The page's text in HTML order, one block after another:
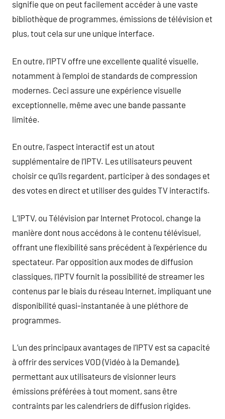
signifie que on peut facilement accéder à une vaste
bibliothèque de programmes, émissions de télévision et
plus, tout cela sur une unique interface.
En outre, l’IPTV offre une excellente qualité visuelle,
notamment à l’emploi de standards de compression
modernes. Ceci assure une expérience visuelle
exceptionnelle, même avec une bande passante
limitée.
En outre, l’aspect interactif est un atout
supplémentaire de l’IPTV. Les utilisateurs peuvent
choisir ce qu’ils regardent, participer à des sondages et
des votes en direct et utiliser des guides TV interactifs.
L’IPTV, ou Télévision par Internet Protocol, change la
manière dont nous accédons à le contenu télévisuel,
offrant une flexibilité sans précédent à l’expérience du
spectateur. Par opposition aux modes de diffusion
classiques, l’IPTV fournit la possibilité de streamer les
contenus par le biais du réseau Internet, impliquant une
disponibilité quasi-instantanée à une pléthore de
programmes.
L’un des principaux avantages de l’IPTV est sa capacité
à offrir des services VOD (Vidéo à la Demande),
permettant aux utilisateurs de visionner leurs
émissions préférées à tout moment, sans être
contraints par les calendriers de diffusion rigides.